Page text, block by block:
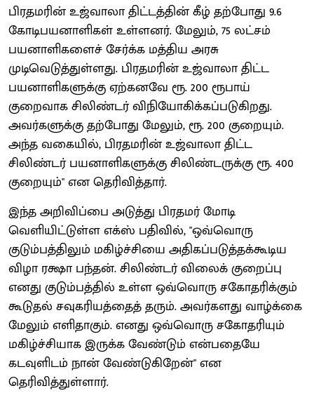
பிரதமரின் உஜ்வாலா திட்டத்தின் கீழ் தற்போது 9.6
கோடிபயனாளிகள் உள்ளனர். மேலும், 75 லட்சம்
பயனாளிகளைச் சேர்க்க மத்திய அரசு
முடிவெடுத்துள்ளது. பிரதமரின் உஜ்வாலா திட்ட
பயனாளிகளுக்கு ஏற்கனவே ரூ. 200 ரூபாய்
குறைவாக சிலிண்டர் விநியோகிக்கப்படுகிறது.
அவர்களுக்கு தற்போது மேலும், ரூ. 200 குறையும்.
அந்த வகையில், பிரதமரின் உஜ்வாலா திட்ட
சிலிண்டர் பயனாளிகளுக்கு சிலிண்டருக்கு ரூ. 400
குறையும்" என தெரிவித்தார்.
இந்த அறிவிப்பை அடுத்து பிரதமர் மோடி
வெளியிட்டுள்ள எக்ஸ் பதிவில், "ஒவ்வொரு
குடும்பத்திலும் மகிழ்ச்சியை அதிகப்படுத்தக்கூடிய
விழா ரக்ஷா பந்தன். சிலிண்டர் விலைக் குறைப்பு
எனது குடும்பத்தில் உள்ள ஒவ்வொரு சகோதரிக்கும்
கூடுதல் சவுகரியத்தைத் தரும். அவர்களது வாழ்க்கை
மேலும் எளிதாகும். எனது ஒவ்வொரு சகோதரியும்
மகிழ்ச்சியாக இருக்க வேண்டும் என்பதையே
கடவுளிடம் நான் வேண்டுகிறேன்" என
தெரிவித்துள்ளார்.